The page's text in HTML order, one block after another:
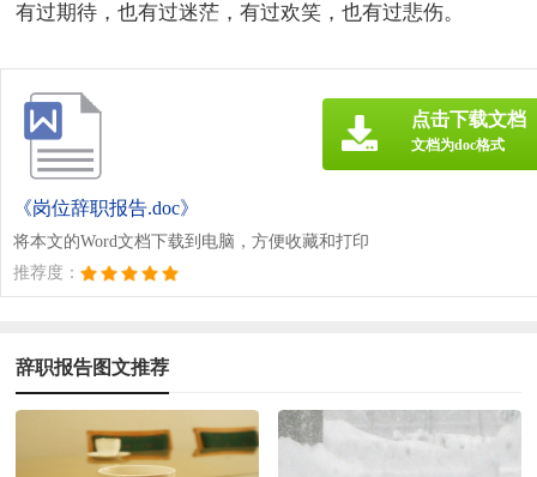
有过期待，也有过迷茫，有过欢笑，也有过悲伤。
《岗位辞职报告.doc》
将本文的Word文档下载到电脑，方便收藏和打印
推荐度：
点击下载文档
文档为doc格式
辞职报告图文推荐